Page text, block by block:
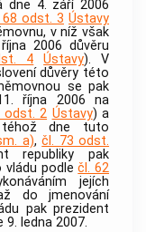
dne 4. září 2006
68 odst. 3 Ústavy
v níž však
2006 důvěru
4 Ústavy). V
důvěry této
se pak
října 2006 na
odst. 2 Ústavy) a
téhož dne tuto
a),čl. 73 odst.
republiky pak
vládu podlečl. 62
jejích
do jmenování
pak prezident
9. ledna 2007.